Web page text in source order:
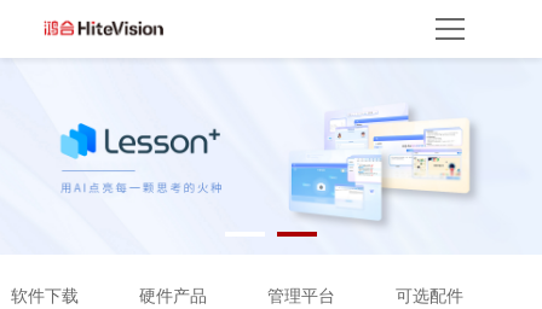
产品方案
软件下载 硬件产品 管理平台 可选配件